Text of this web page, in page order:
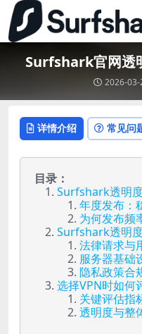
Surfshark官网透
2026-03-
详情介绍 常见问
目录：
Surfshark透明
年度发布：
为何发布频
Surfshark透明
法律请求与
服务器基础
隐私政策合
选择VPN时如何
关键评估指
透明度与整